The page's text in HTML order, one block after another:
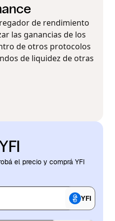
de rendimiento
las ganancias de los
de otros protocolos
de liquidez de otras
el precio y comprá YFI
YFI